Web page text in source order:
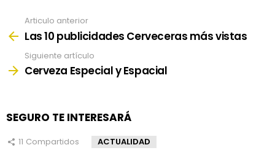
more
Articulo anterior
Las 10 publicidades Cerveceras más vistas
Siguiente artículo
Cerveza Especial y Espacial
SEGURO TE INTERESARÁ
11 Compartidos ACTUALIDAD